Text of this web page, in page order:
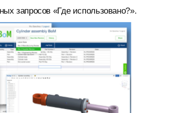
запросов «Где использовано?».